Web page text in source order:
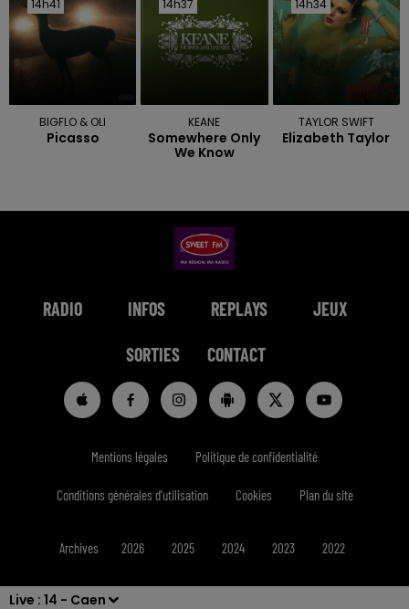
Live : 14 - Caen
14h41
14h41
BIGFLO & OLI
Picasso
14h37
14h37
KEANE
Somewhere Only
We Know
14h34
14h34
TAYLOR SWIFT
Elizabeth Taylor
RADIO INFOS REPLAYS JEUX
SORTIES CONTACT
Mentions légales Politique de confidentialité
Conditions générales d'utilisation Cookies Plan du site
Archives 2026 2025 2024 2023 2022